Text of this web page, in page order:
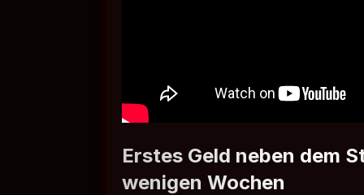
Erstes Geld neben dem
wenigen Wochen